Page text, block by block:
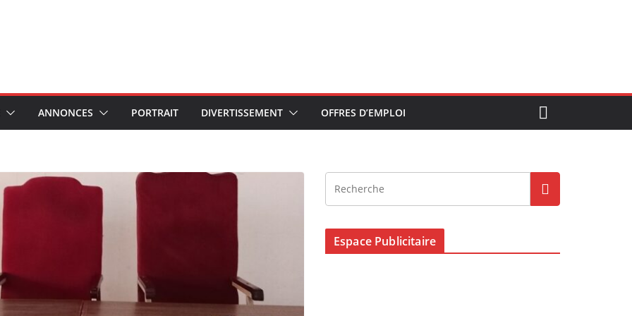
ANNONCES PORTRAIT DIVERTISSEMENT OFFRES D’EMPLOI
Espace Publicitaire